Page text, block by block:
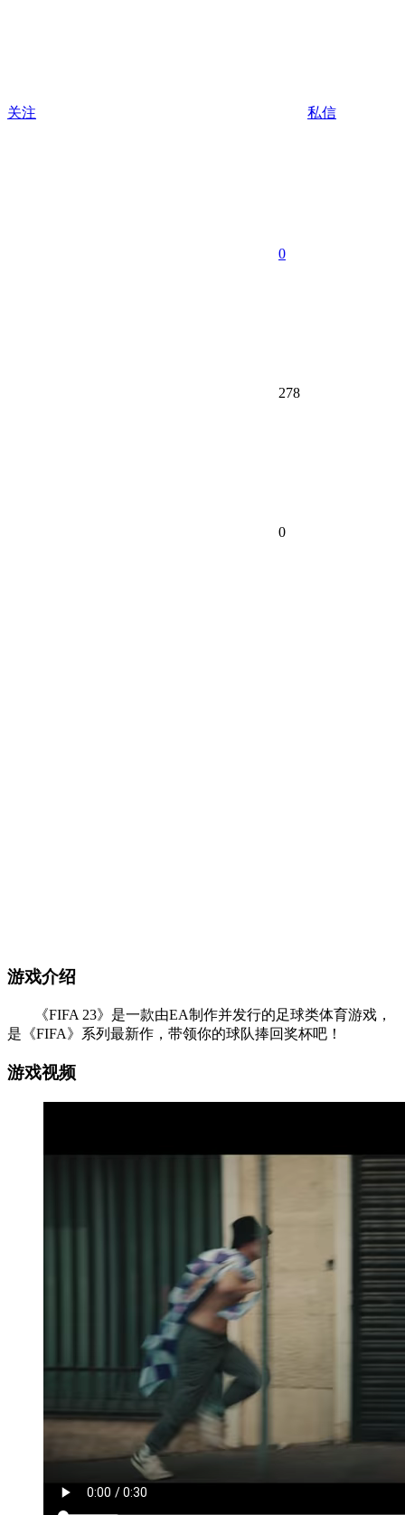
关注 私信
0
278
0
游戏介绍
《FIFA 23》是一款由EA制作并发行的足球类体育游戏，
是《FIFA》系列最新作，带领你的球队捧回奖杯吧！
游戏视频